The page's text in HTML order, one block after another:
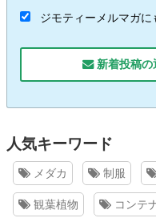
ジモティーメルマガに
新着投稿の
人気キーワード
メダカ 制服
観葉植物 コンテ